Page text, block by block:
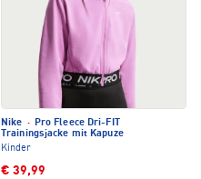
Nike ·
Pro Fleece Dri-FIT
Trainingsjacke mit Kapuze
Kinder
€ 39,99